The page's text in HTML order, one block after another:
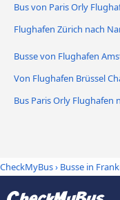
Bus von Paris Orly
Flughafen Zürich nach
Busse von Flughafen
Von Flughafen Brüssel
Bus Paris Orly Flughafen
CheckMyBus› Busse in